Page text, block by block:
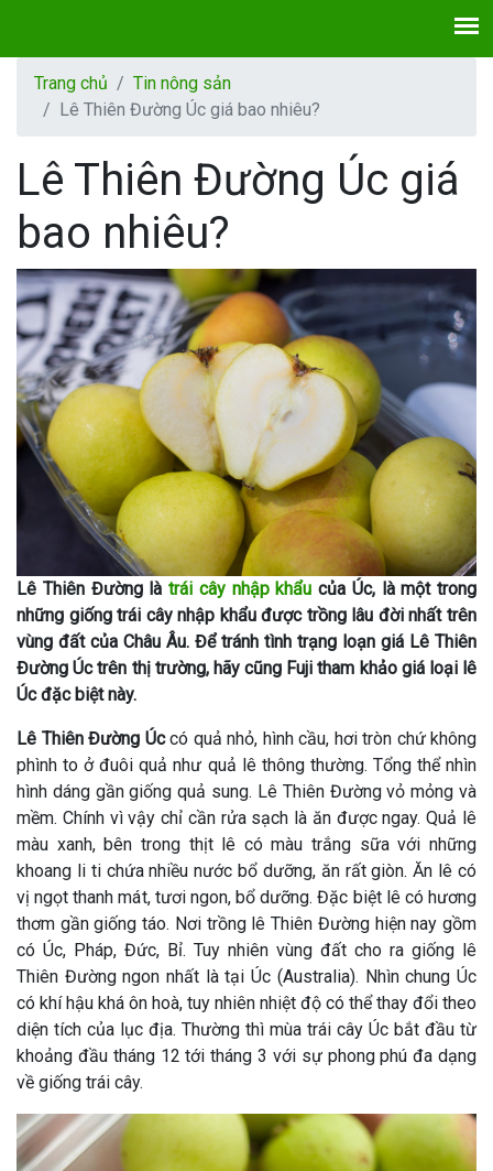
Trang chủ
Tin nông sản
Lê Thiên Đường Úc giá bao nhiêu?
Lê Thiên Đường Úc giá
bao nhiêu?
Lê Thiên Đường là trái cây nhập khẩu của Úc, là một trong
những giống trái cây nhập khẩu được trồng lâu đời nhất trên
vùng đất của Châu Âu. Để tránh tình trạng loạn giá Lê Thiên
Đường Úc trên thị trường, hãy cũng Fuji tham khảo giá loại lê
Úc đặc biệt này.
Lê Thiên Đường Úccó quả nhỏ, hình cầu, hơi tròn chứ không
phình to ở đuôi quả như quả lê thông thường. Tổng thể nhìn
hình dáng gần giống quả sung. Lê Thiên Đường vỏ mỏng và
mềm. Chính vì vậy chỉ cần rửa sạch là ăn được ngay. Quả lê
màu xanh, bên trong thịt lê có màu trắng sữa với những
khoang li ti chứa nhiều nước bổ dưỡng, ăn rất giòn. Ăn lê có
vị ngọt thanh mát, tươi ngon, bổ dưỡng. Đặc biệt lê có hương
thơm gần giống táo. Nơi trồng lê Thiên Đường hiện nay gồm
có Úc, Pháp, Đức, Bỉ. Tuy nhiên vùng đất cho ra giống lê
Thiên Đường ngon nhất là tại Úc (Australia). Nhìn chung Úc
có khí hậu khá ôn hoà, tuy nhiên nhiệt độ có thể thay đổi theo
diện tích của lục địa. Thường thì mùa trái cây Úc bắt đầu từ
khoảng đầu tháng 12 tới tháng 3 với sự phong phú đa dạng
về giống trái cây.